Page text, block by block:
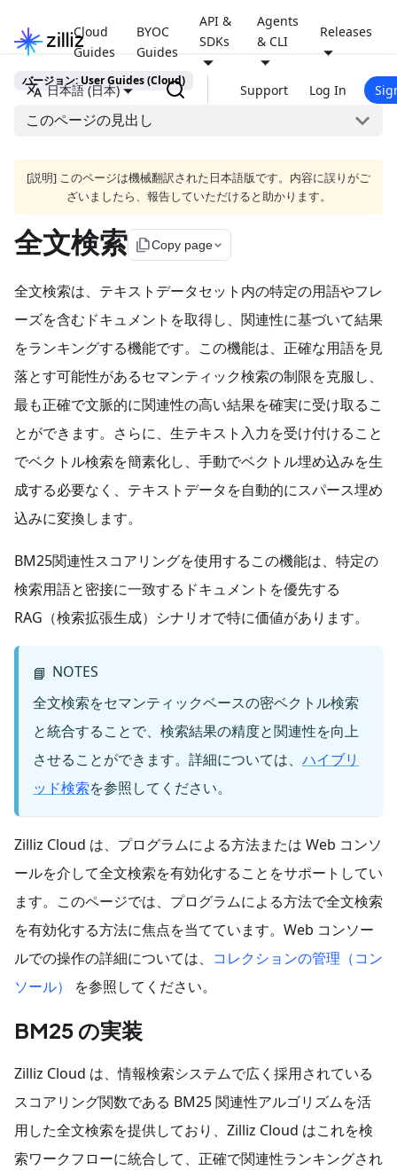
Cloud
Guides
BYOC
Guides
API &
SDKs
Agents
& CLI
Releases
日本語 (日本) Support Log In
バージョン: User Guides (Cloud)
このページの見出し
[説明] このページは機械翻訳された日本語版です。内容に誤りがご
ざいましたら、報告していただけると助かります。
全文検索 file_copyCopy page
全文検索は、テキストデータセット内の特定の用語やフレ
ーズを含むドキュメントを取得し、関連性に基づいて結果
をランキングする機能です。この機能は、正確な用語を見
落とす可能性があるセマンティック検索の制限を克服し、
最も正確で文脈的に関連性の高い結果を確実に受け取るこ
とができます。さらに、生テキスト入力を受け付けること
でベクトル検索を簡素化し、手動でベクトル埋め込みを生
成する必要なく、テキストデータを自動的にスパース埋め
込みに変換します。
BM25関連性スコアリングを使用するこの機能は、特定の
検索用語と密接に一致するドキュメントを優先する
RAG（検索拡張生成）シナリオで特に価値があります。
📘 NOTES
全文検索をセマンティックベースの密ベクトル検索
と統合することで、検索結果の精度と関連性を向上
させることができます。詳細については、 ハイブリ
ッド検索を参照してください。
Zilliz Cloud は、プログラムによる方法または Web コンソ
ールを介して全文検索を有効化することをサポートしてい
ます。このページでは、プログラムによる方法で全文検索
を有効化する方法に焦点を当てています。Web コンソー
ルでの操作の詳細については、 コレクションの管理（コン
ソール）
を参照してください。
BM25 の実装
Zilliz Cloud は、情報検索システムで広く採用されている
スコアリング関数である BM25 関連性アルゴリズムを活
用した全文検索を提供しており、Zilliz Cloud はこれを検
索ワークフローに統合して、正確で関連性ランキングされ